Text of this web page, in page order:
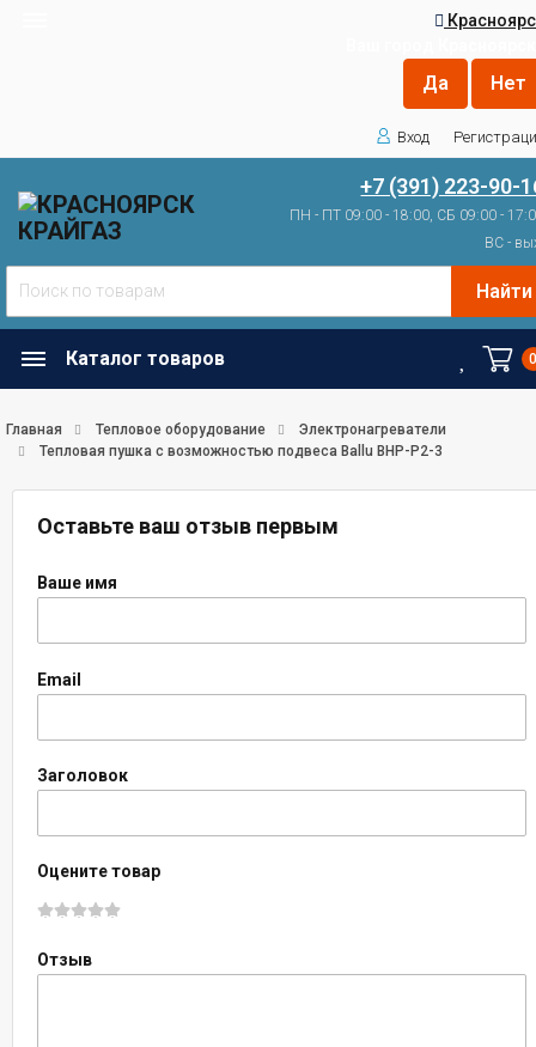
Вход
+7 (391) 223-90-
ПН - ПТ 09:00 - 18:00, СБ 09:00 -
ВС -
Найти
Каталог товаров
Главная Тепловое оборудование
Электронагреватели
Тепловая пушка с возможностью подвеса Ballu BHP-P2-3
Оставьте ваш отзыв первым
Ваше имя
Email
Заголовок
Оцените товар
Отзыв